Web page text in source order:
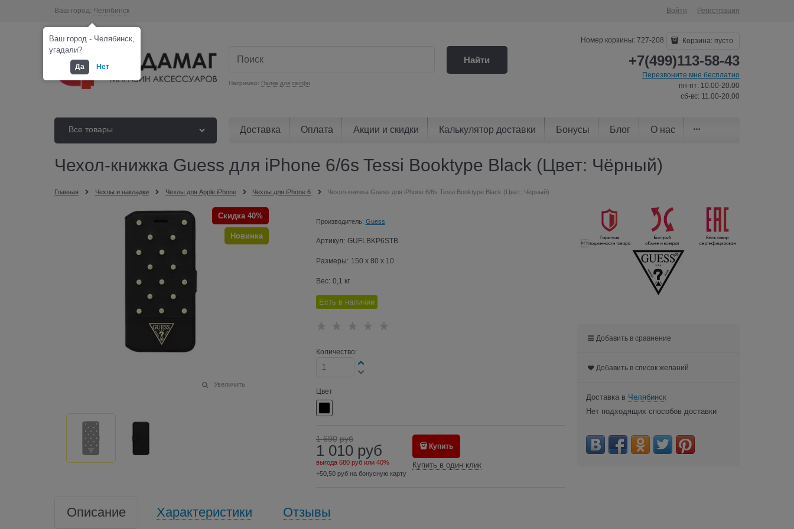
Ваш город: Челябинск Войти Регистрация
Например: Палка для селфи
Найти
Номер корзины: 727-208 Корзина: пусто
+7(499)113-58-43
Перезвоните мне бесплатно
пн-пт: 10.00-20.00
сб-вс: 11.00-20.00
Все товары Доставка Оплата Акции и скидки Калькулятор доставки Бонусы Блог О нас
Чехол-книжка Guess для iPhone 6/6s Tessi Booktype Black (Цвет: Чёрный)
Главная Чехлы и накладки Чехлы для Apple iPhone Чехлы для iPhone 6 Чехол-книжка Guess для iPhone 6/6s Tessi Booktype Black (Цвет: Чёрный)
Скидка 40%
Новинка
Увеличить
Производитель: Guess
Артикул: GUFLBKP6STB
Размеры: 150 x 80 x 10
Вес: 0,1 кг.
Есть в наличии
Количество:
Цвет
1 690 руб
1 010 руб
выгода 680 рубили 40%
+50,50 руб на бонусную карту
Купить
Купить в один клик
Описание Характеристики Отзывы

Добавить в сравнение
Добавить в список желаний
Доставка в Челябинск
Нет подходящих способов доставки
Ваш город - Челябинск,
угадали?
Да Нет